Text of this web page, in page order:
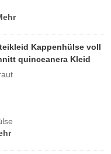
Kappenhülse voll
quinceanera Kleid